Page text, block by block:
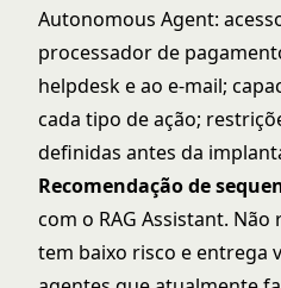
Autonomous Agent:
processador de
helpdesk e ao e-mail;
cada tipo de ação;
definidas antes da
Recomendação de
com o RAG Assistant.
tem baixo risco e entrega